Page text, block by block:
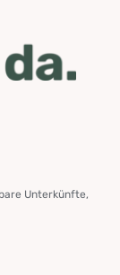
Unterkünfte,